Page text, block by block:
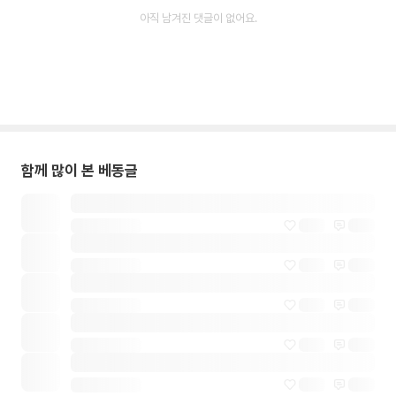
아직 남겨진 댓글이 없어요.
함께 많이 본 베동글